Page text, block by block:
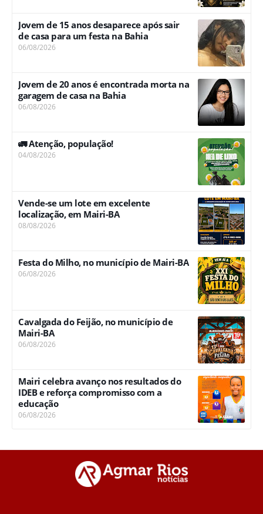
Jovem de 15 anos desaparece após sair
de casa para um festa na Bahia
06/08/2026
Jovem de 20 anos é encontrada morta na
garagem de casa na Bahia
06/08/2026
🚛 Atenção, população!
04/08/2026
Vende-se um lote em excelente
localização, em Mairi-BA
08/08/2026
Festa do Milho, no município de Mairi-BA
06/08/2026
Cavalgada do Feijão, no município de
Mairi-BA
06/08/2026
Mairi celebra avanço nos resultados do
IDEB e reforça compromisso com a
educação
06/08/2026